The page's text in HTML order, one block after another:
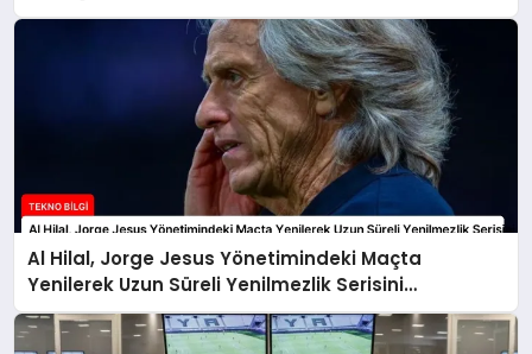
Al Hilal, Jorge Jesus Yönetimindeki Maçta
Yenilerek Uzun Süreli Yenilmezlik Serisini
Sonlandırdı